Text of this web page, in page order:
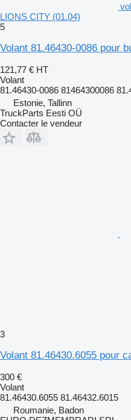
LIONS CITY (01.04)
5
Volant 81.46430-0086 pour
121,77 € HT
Volant
81.46430-0086 81464300086
Estonie, Tallinn
TruckParts Eesti OÜ
Contacter le vendeur
3
Volant 81.46430.6055 pour
300 €
Volant
81.46430.6055 81.46432.6015
Roumanie, Badon